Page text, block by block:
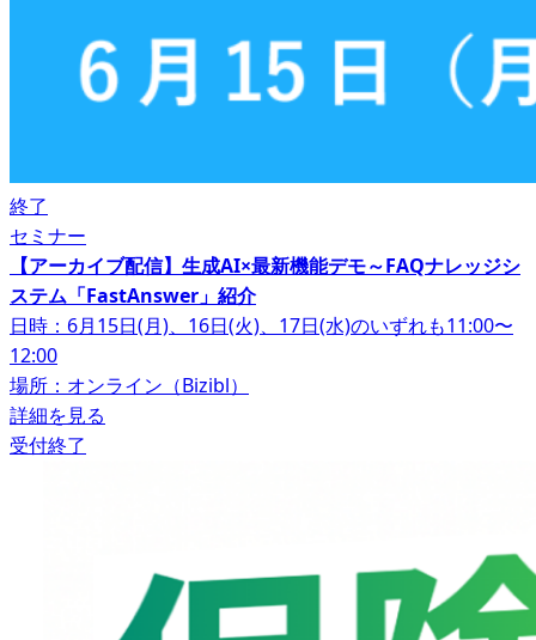
終了
セミナー
【アーカイブ配信】生成AI×最新機能デモ～FAQナレッジシ
ステム「FastAnswer」紹介
日時：6月15日(月)、16日(火)、17日(水)のいずれも11:00〜
12:00
場所：オンライン（Bizibl）
詳細を見る
受付終了